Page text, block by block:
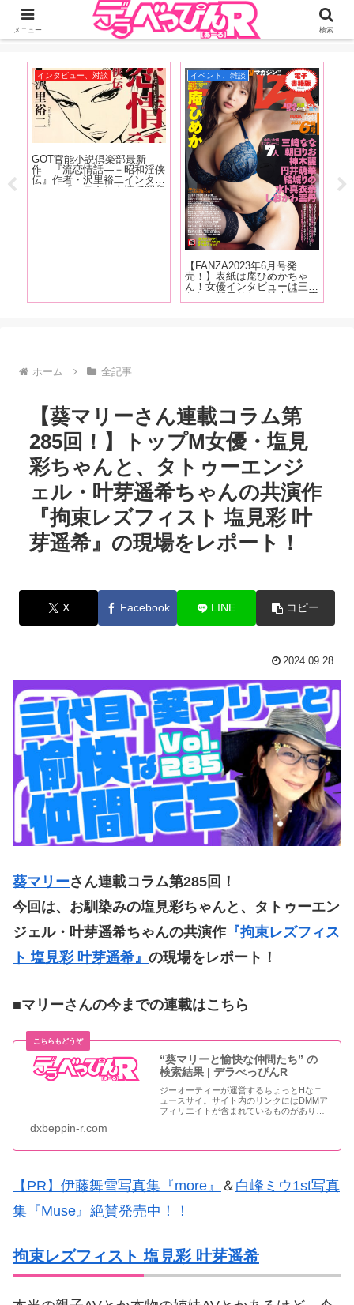
ジーオーティーが運営するちょっとHなニュースサイ。サイト内のリンクには
DMMアフィリエイトが含まれているものがあります
おすすめ記事
【葵マリーさん連載コラム第
283回！】雫月心桜ちゃん主
演作「淫虫の家 折檻中毒少
女〜雫月心桜」の劇場版 上
おすすめ記事
【ちょっと男子ぃ！もっとい
い感じに言葉責めしなさいよ
ー！】ちょっとだけビッチな
女性ライター・Betsyが女性
が激萎えする言葉＆「エッッ
ロ！」と興奮する言葉を解
説！
ん
六
ホーム 全記事
【葵マリーさん連載コラム第
285回！】トップM女優・塩見
彩ちゃんと、タトゥーエンジ
ェル・叶芽遥希ちゃんの共演作
『拘束レズフィスト 塩見彩 叶
芽遥希』の現場をレポート！
X Facebook LINE コピー
2024.09.28
葵マリーさん連載コラム第285回！
今回は、お馴染みの塩見彩ちゃんと、タトゥーエン
ジェル・叶芽遥希ちゃんの共演作『拘束レズフィス
ト 塩見彩 叶芽遥希』 の現場をレポート！
■マリーさんの今までの連載はこちら
“葵マリーと愉快な仲間たち” の
検索結果 | デラべっぴんR
ジーオーティーが運営するちょっとHなニ
ュースサイ。サイト内のリンクにはDMMア
フィリエイトが含まれているものがありま
dxbeppin-r.com
【PR】伊藤舞雪写真集『more』 ＆ 白峰ミウ1st写真
集『Muse』絶賛発売中！！
拘束レズフィスト 塩見彩 叶芽遥希
メニュー 検索